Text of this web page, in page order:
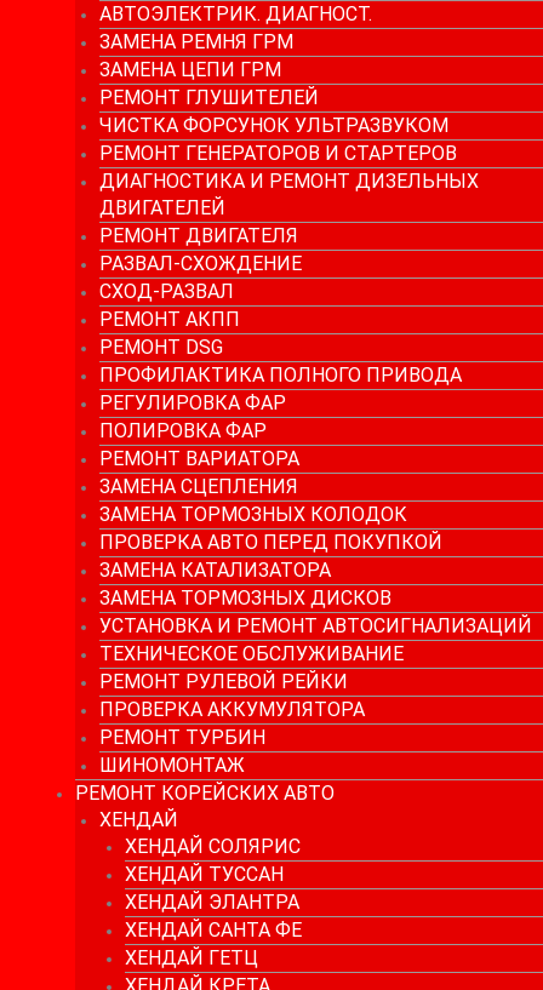
АВТОЭЛЕКТРИК. ДИАГНОСТ.
ЗАМЕНА РЕМНЯ ГРМ
ЗАМЕНА ЦЕПИ ГРМ
РЕМОНТ ГЛУШИТЕЛЕЙ
ЧИСТКА ФОРСУНОК УЛЬТРАЗВУКОМ
РЕМОНТ ГЕНЕРАТОРОВ И СТАРТЕРОВ
ДИАГНОСТИКА И РЕМОНТ ДИЗЕЛЬНЫХ
ДВИГАТЕЛЕЙ
РЕМОНТ ДВИГАТЕЛЯ
РАЗВАЛ-СХОЖДЕНИЕ
СХОД-РАЗВАЛ
РЕМОНТ АКПП
РЕМОНТ DSG
ПРОФИЛАКТИКА ПОЛНОГО ПРИВОДА
РЕГУЛИРОВКА ФАР
ПОЛИРОВКА ФАР
РЕМОНТ ВАРИАТОРА
ЗАМЕНА СЦЕПЛЕНИЯ
ЗАМЕНА ТОРМОЗНЫХ КОЛОДОК
ПРОВЕРКА АВТО ПЕРЕД ПОКУПКОЙ
ЗАМЕНА КАТАЛИЗАТОРА
ЗАМЕНА ТОРМОЗНЫХ ДИСКОВ
УСТАНОВКА И РЕМОНТ АВТОСИГНАЛИЗАЦИЙ
ТЕХНИЧЕСКОЕ ОБСЛУЖИВАНИЕ
РЕМОНТ РУЛЕВОЙ РЕЙКИ
ПРОВЕРКА АККУМУЛЯТОРА
РЕМОНТ ТУРБИН
ШИНОМОНТАЖ
РЕМОНТ КОРЕЙСКИХ АВТО
ХЕНДАЙ
ХЕНДАЙ СОЛЯРИС
ХЕНДАЙ ТУССАН
ХЕНДАЙ ЭЛАНТРА
ХЕНДАЙ САНТА ФЕ
ХЕНДАЙ ГЕТЦ